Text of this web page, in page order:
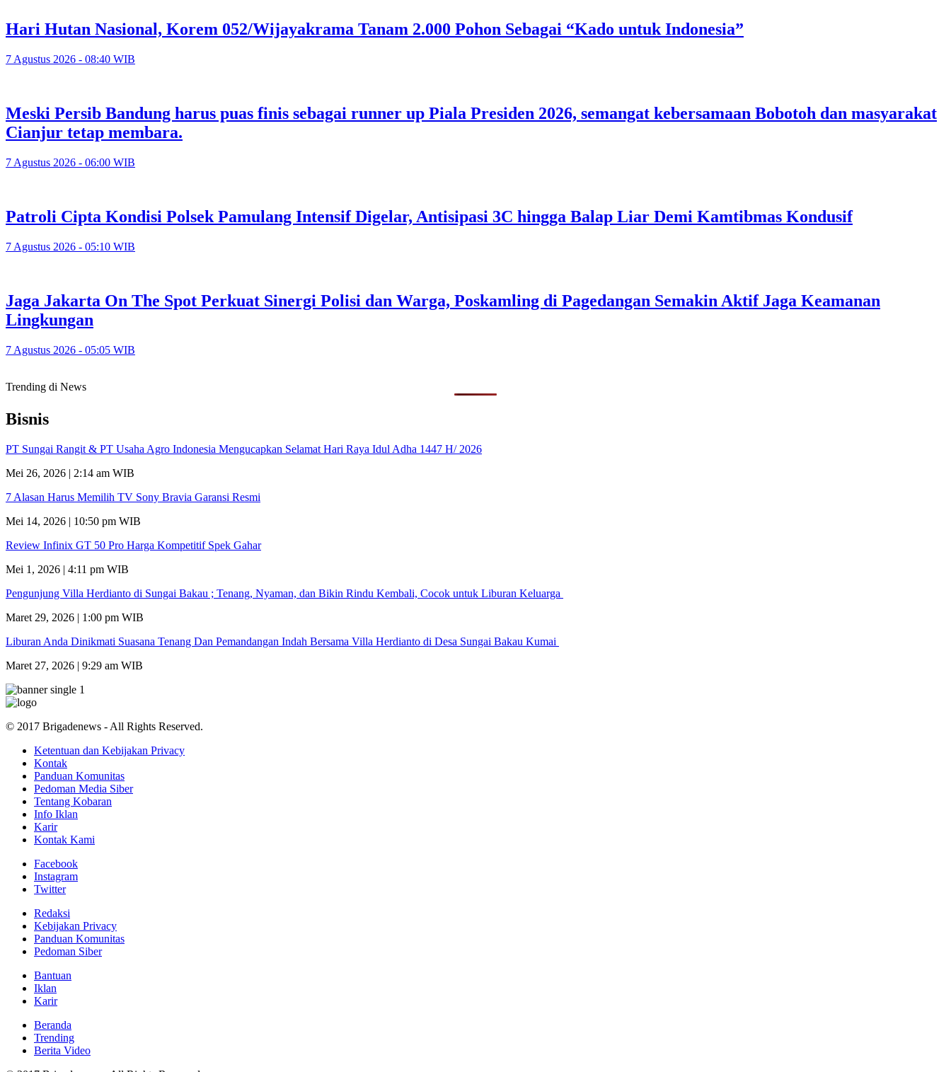
Hari Hutan Nasional, Korem 052/Wijayakrama Tanam 2.000 Pohon Sebagai “Kado untuk Indonesia”
7 Agustus 2026 - 08:40 WIB
Meski Persib Bandung harus puas finis sebagai runner up Piala Presiden 2026, semangat kebersamaan Bobotoh dan masyarakat
Cianjur tetap membara.
7 Agustus 2026 - 06:00 WIB
Patroli Cipta Kondisi Polsek Pamulang Intensif Digelar, Antisipasi 3C hingga Balap Liar Demi Kamtibmas Kondusif
7 Agustus 2026 - 05:10 WIB
Jaga Jakarta On The Spot Perkuat Sinergi Polisi dan Warga, Poskamling di Pagedangan Semakin Aktif Jaga Keamanan
Lingkungan
7 Agustus 2026 - 05:05 WIB
Trending di News
Bisnis
PT Sungai Rangit & PT Usaha Agro Indonesia Mengucapkan Selamat Hari Raya Idul Adha 1447 H/ 2026
Mei 26, 2026 | 2:14 am WIB
7 Alasan Harus Memilih TV Sony Bravia Garansi Resmi
Mei 14, 2026 | 10:50 pm WIB
Review Infinix GT 50 Pro Harga Kompetitif Spek Gahar
Mei 1, 2026 | 4:11 pm WIB
Pengunjung Villa Herdianto di Sungai Bakau ; Tenang, Nyaman, dan Bikin Rindu Kembali, Cocok untuk Liburan Keluarga
Maret 29, 2026 | 1:00 pm WIB
Liburan Anda Dinikmati Suasana Tenang Dan Pemandangan Indah Bersama Villa Herdianto di Desa Sungai Bakau Kumai
Maret 27, 2026 | 9:29 am WIB
© 2017 Brigadenews - All Rights Reserved.
Ketentuan dan Kebijakan Privacy
Kontak
Panduan Komunitas
Pedoman Media Siber
Tentang Kobaran
Info Iklan
Karir
Kontak Kami
Facebook
Instagram
Twitter
Redaksi
Kebijakan Privacy
Panduan Komunitas
Pedoman Siber
Bantuan
Iklan
Karir
Beranda
Trending
Berita Video